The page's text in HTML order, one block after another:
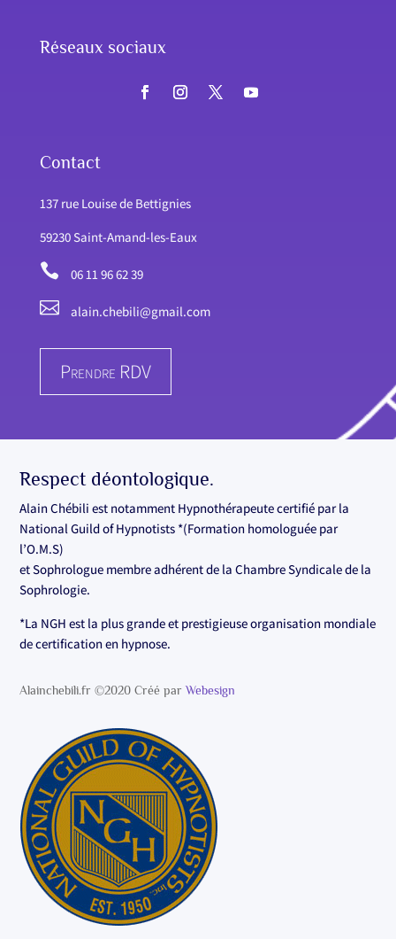
Réseaux sociaux
Contact
137 rue Louise de Bettignies
59230 Saint-Amand-les-Eaux
 06 11 96 62 39
 alain.chebili@gmail.com
Prendre RDV
Respect déontologique.
Alain Chébili est notamment Hypnothérapeute certifié par la
National Guild of Hypnotists *(Formation homologuée par
l’O.M.S)
et Sophrologue membre adhérent de la Chambre Syndicale de la
Sophrologie.
*La NGH est la plus grande et prestigieuse organisation mondiale
de certification en hypnose.
Alainchebili.fr ©2020 Créé parWebesign